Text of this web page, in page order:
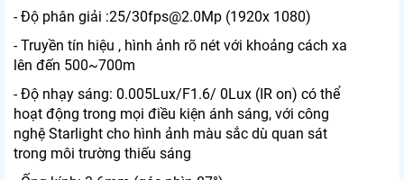
- Độ phân giải :25/30fps@2.0Mp (1920x 1080)
- Truyền tín hiệu , hình ảnh rõ nét với khoảng cách xa
lên đến 500~700m
- Độ nhạy sáng: 0.005Lux/F1.6/ 0Lux (IR on) có thể
hoạt động trong mọi điều kiện ánh sáng, với công
nghệ Starlight cho hình ảnh màu sắc dù quan sát
trong môi trường thiếu sáng